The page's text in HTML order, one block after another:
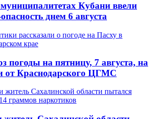
Кубани ввели
днем 6 августа
погоды на пятницу, 7 августа, на
от Краснодарского ЦГМС